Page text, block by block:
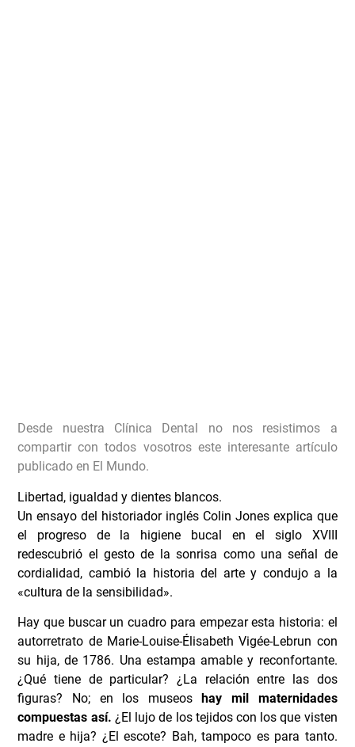
Desde nuestra Clínica Dental no nos resistimos a
compartir con todos vosotros este interesante artículo
publicado en El Mundo.
Libertad, igualdad y dientes blancos.
Un ensayo del historiador inglés Colin Jones explica que
el progreso de la higiene bucal en el siglo XVIII
redescubrió el gesto de la sonrisa como una señal de
cordialidad, cambió la historia del arte y condujo a la
«cultura de la sensibilidad».
Hay que buscar un cuadro para empezar esta historia: el
autorretrato de Marie-Louise-Élisabeth Vigée-Lebrun con
su hija, de 1786. Una estampa amable y reconfortante.
¿Qué tiene de particular? ¿La relación entre las dos
figuras? No; en los museoshay mil maternidades
compuestas así. ¿El lujo de los tejidos con los que visten
madre e hija? ¿El escote? Bah, tampoco es para tanto.